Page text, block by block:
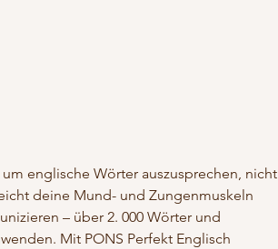
englische Wörter auszusprechen, nicht
deine Mund- und Zungenmuskeln
– über 2. 000 Wörter und
Mit PONS Perfekt Englisch